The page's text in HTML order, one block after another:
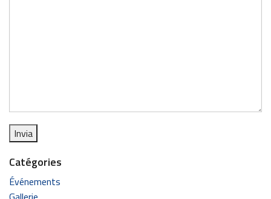
Catégories
Événements